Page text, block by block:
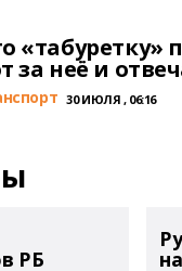
«табуретку»
за неё и
30 ИЮЛЯ , 06:16
РБ